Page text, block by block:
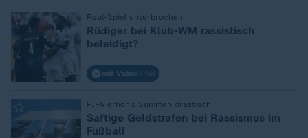
Real-Spiel unterbrochen
:
Rüdiger bei Klub-WM rassistisch
beleidigt?
mit Video2:59
FIFA erhöhlt Summen drastisch
Saftige Geldstrafen bei Rassismus im
Fußball